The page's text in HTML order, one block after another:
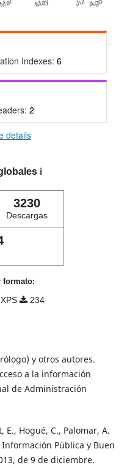
Indexes: 6
2
details
ℹ️
3230
Descargas
formato:
XPS 234
y otros autores.
a la información
de Administración
E., Hogué, C., Palomar, A.
Pública y Buen
de 9 de diciembre.